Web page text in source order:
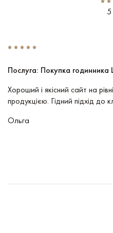
Послуга: Покупка годинника
Хороший і якісний сайт на
продукцією. Гідний підхід до
Ольга